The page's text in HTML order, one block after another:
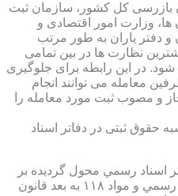
بازرسی کل کشور، سازمان ثبت
ها، وزارت امور اقتصادی و
و دفتر یاران به طور مرتب
نظارت ها در بین تمامی
در این رابطه برای جلوگیری
معامله می توانند انجام
و مصوب ثبت مورد معامله را
حقوق ثبتی در دفاتر اسناد
اسناد رسمي محول گرديده بر
اساس ماده ۵۰ قانون دفاتر اسناد رسمي و مواد ۱۱۸ به بعد قانون